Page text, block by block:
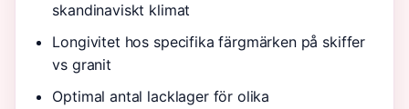
skandinaviskt klimat
Longivitet hos specifika färgmärken på skiffer
vs granit
Optimal antal lacklager för olika